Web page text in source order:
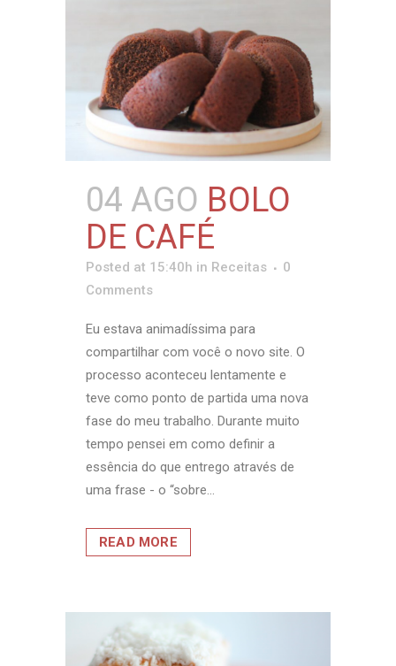
04 AGO BOLO
DE CAFÉ
Posted at 15:40h in Receitas
0
Comments
Eu estava animadíssima para
compartilhar com você o novo site. O
processo aconteceu lentamente e
teve como ponto de partida uma nova
fase do meu trabalho. Durante muito
tempo pensei em como definir a
essência do que entrego através de
uma frase - o “sobre...
READ MORE